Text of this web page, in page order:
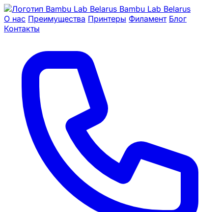
Bambu Lab Belarus
О нас Преимущества Принтеры Филамент Блог
Контакты